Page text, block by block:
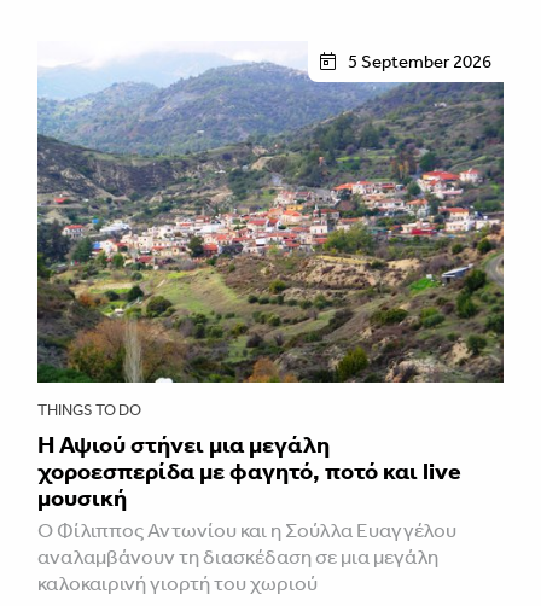
5 September 2026
THINGS TO DO
Η Αψιού στήνει μια μεγάλη
χοροεσπερίδα με φαγητό, ποτό και live
μουσική
Ο Φίλιππος Αντωνίου και η Σούλλα Ευαγγέλου
αναλαμβάνουν τη διασκέδαση σε μια μεγάλη
καλοκαιρινή γιορτή του χωριού